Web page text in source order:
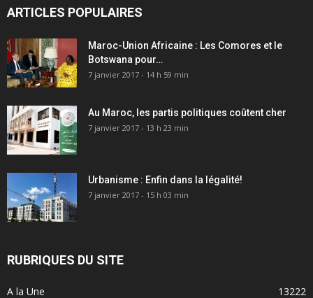
ARTICLES POPULAIRES
Maroc-Union Africaine : Les Comores et le
Botswana pour…
7 janvier 2017 - 14 h 59 min
Au Maroc, les partis politiques coûtent cher
7 janvier 2017 - 13 h 23 min
Urbanisme : Enfin dans la légalité!
7 janvier 2017 - 15 h 03 min
RUBRIQUES DU SITE
A la Une 13222